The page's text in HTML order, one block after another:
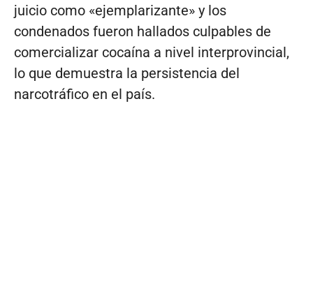
juicio como «ejemplarizante» y los
condenados fueron hallados culpables de
comercializar cocaína a nivel interprovincial,
lo que demuestra la persistencia del
narcotráfico en el país.